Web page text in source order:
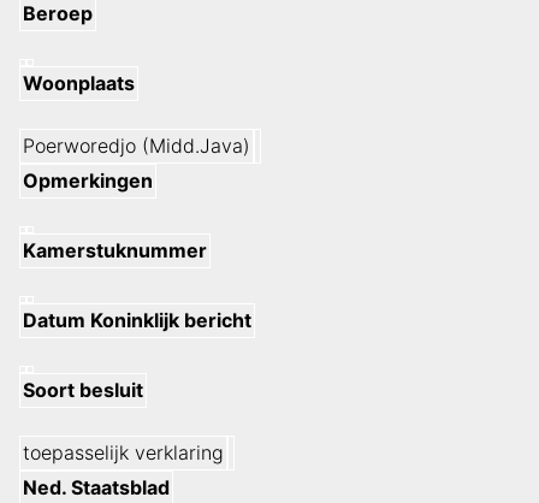
Beroep
Woonplaats
Poerworedjo (Midd.Java)
Opmerkingen
Kamerstuknummer
Datum Koninklijk bericht
Soort besluit
toepasselijk verklaring
Ned. Staatsblad